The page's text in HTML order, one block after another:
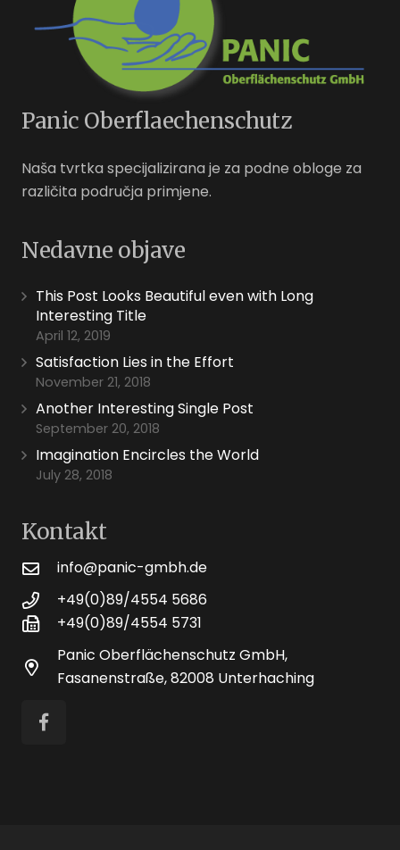
Panic Oberflaechenschutz
Naša tvrtka specijalizirana je za podne obloge za
različita područja primjene.
Nedavne objave
This Post Looks Beautiful even with Long
Interesting Title
April 12, 2019
Satisfaction Lies in the Effort
November 21, 2018
Another Interesting Single Post
September 20, 2018
Imagination Encircles the World
July 28, 2018
Kontakt
info@panic-gmbh.de
+49(0)89/4554 5686
+49(0)89/4554 5731
Panic Oberflächenschutz GmbH,
Fasanenstraße, 82008 Unterhaching